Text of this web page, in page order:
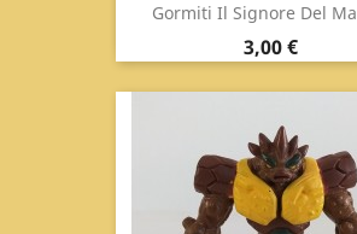
Gormiti Il Signore Del
Prezzo
3,00 €